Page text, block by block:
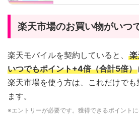
楽天市場のお買い物がいつ
楽天モバイルを契約していると、
いつでもポイント+4倍（合計5倍）
楽天市場を使う方は、これだけでも
ます。
※エントリーが必要です。獲得できるポイント